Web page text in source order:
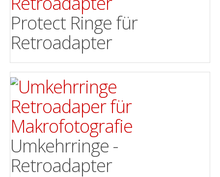
Protect Ringe für
Retroadapter
Umkehrringe -
Retroadapter